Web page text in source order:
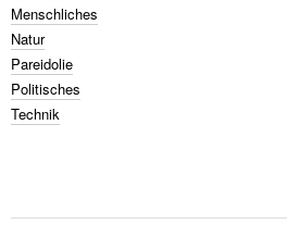
Menschliches
Natur
Pareidolie
Politisches
Technik